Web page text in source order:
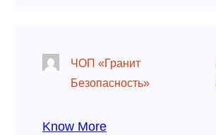
ЧОП «Гранит
Безопасность»
Know More